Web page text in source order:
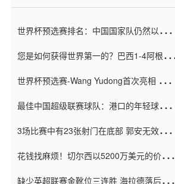
世界杯预选赛排名：中国国家队仍然以6分
您是如何获得世界第一的？巴西1-4阿根
世界杯预选赛-Wang Yudong首次亮相 中国
最佳中国超级联赛球队：港口的年轻球员在
（Taishan）
3场比赛中有23张射门在底部 郭安无效传球
花钱找麻烦！切尔西以5200万美元的价格
窗口
缺少英超联赛金靴位三连胜 海拉德落后6球